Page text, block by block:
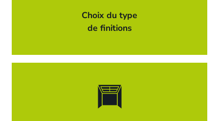
Choix du type
de finitions